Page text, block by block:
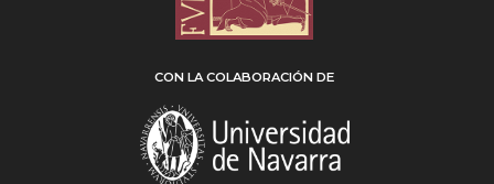
CON LA COLABORACIÓN DE